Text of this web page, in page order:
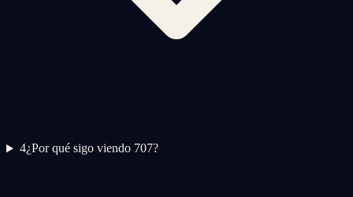
4¿Por qué sigo viendo 707?